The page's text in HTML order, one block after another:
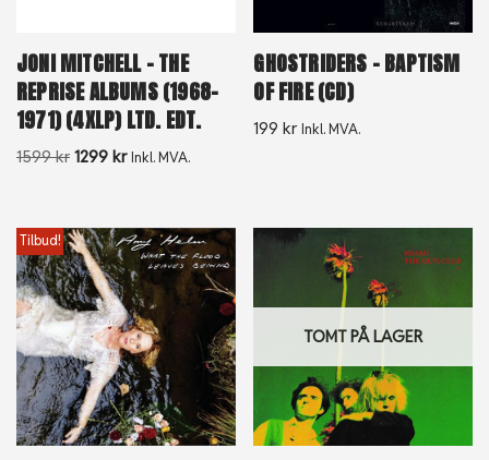
JONI MITCHELL – THE
REPRISE ALBUMS (1968-
1971) (4XLP) LTD. EDT.
1599kr 1299 kr Inkl. MVA.
GHOSTRIDERS – BAPTISM
OF FIRE (CD)
199kr Inkl. MVA.
Tilbud!
TOMT PÅ LAGER